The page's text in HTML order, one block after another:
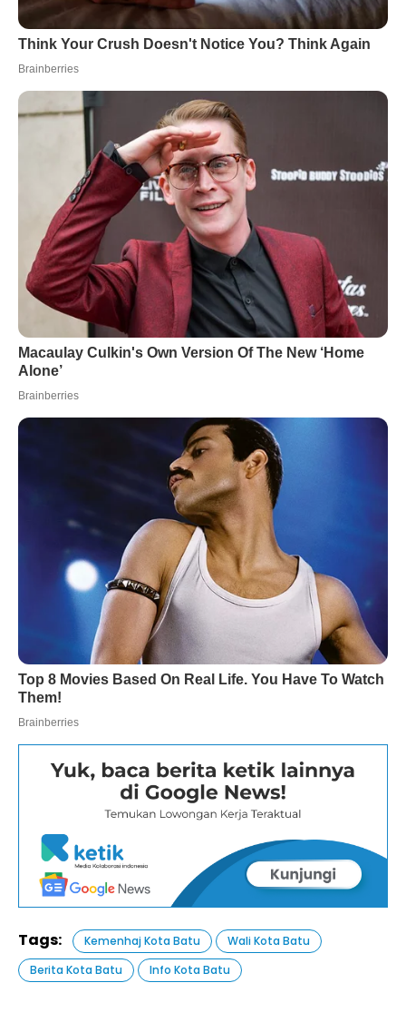
Tags: Kemenhaj Kota Batu
Wali Kota Batu
Berita Kota Batu
Info Kota Batu